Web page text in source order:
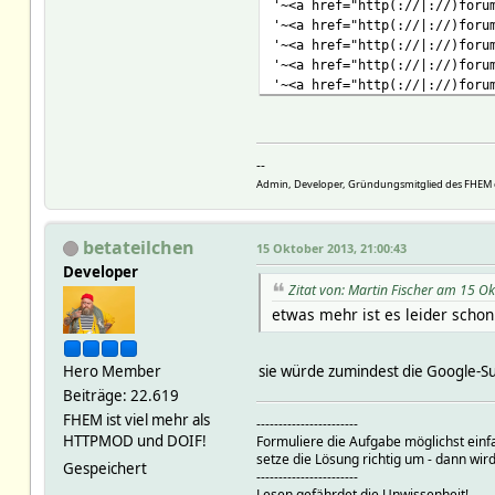
'~<a href="http(://|://
'~<a href="http(://|://
'~<a href="http(://|://
'~<a href="http(://|://
'~<a href="http(://|://
'~<a href="http(://|://
...
array(
...
'[url=http://forum.fhem.de/
'[url=http://forum.fhem.de/
'[url=http://forum.fhem.de/
'[url=http://forum.fhem.de/
'[url=http://forum.fhem.de/
'[url=http://forum.fhem.de/
'[url=http://forum.fhem.de/
'[url=http://forum.fhem.de/
'[url=http://forum.fhem.de/
'[url=http://forum.fhem.de/
'[url=http://forum.fhem.de/
--
Admin, Developer, Gründungsmitglied des FHEM
betateilchen
Developer
Hero Member
Beiträge: 22.619
FHEM ist viel mehr als
HTTPMOD und DOIF!
Gespeichert
15 Oktober 2013, 21:00:43
Zitat von: Martin Fischer am 15
etwas mehr ist es leider
sie würde zumindest die Google-
-----------------------
Formuliere die Aufgabe möglichst
setze die Lösung richtig um - dann
-----------------------